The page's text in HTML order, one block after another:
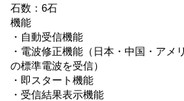
石数：6石
機能
・自動受信機能
・電波修正機能（日本・中国・アメ
の標準電波を受信）
・即スタート機能
・受信結果表示機能